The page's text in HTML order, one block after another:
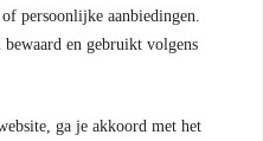
persoonlijke aanbiedingen.
bewaard en gebruikt volgens
ga je akkoord met het